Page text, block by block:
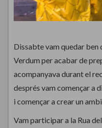
Dissabte vam quedar ben
Verdum per acabar de
acompanyava durant el
després vam començar a
i començar a crear un
Vam participar a la Rua